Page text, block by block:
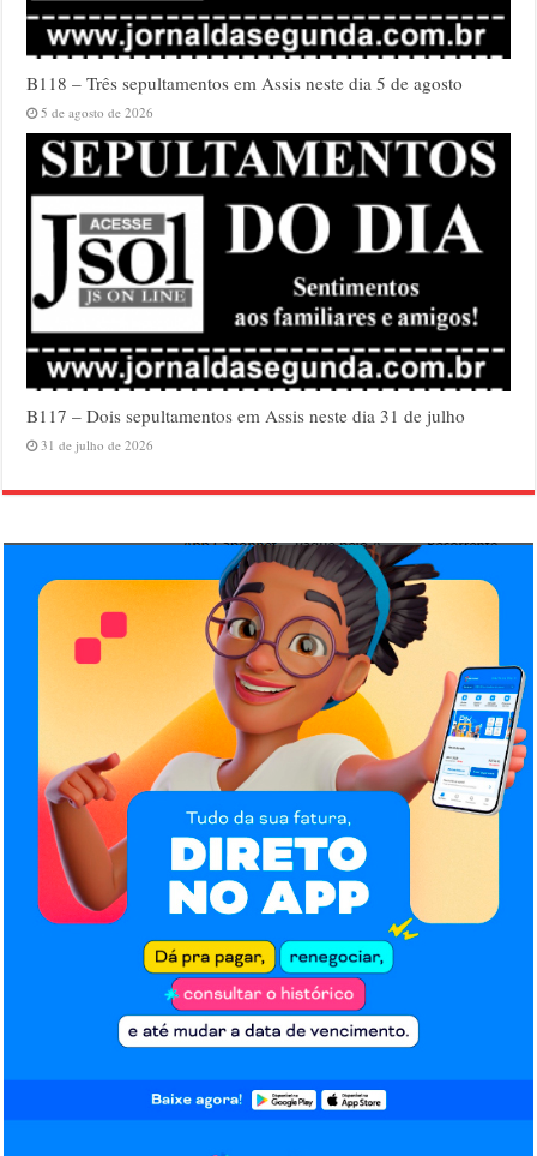
B118 – Três sepultamentos em Assis neste dia 5 de agosto
5 de agosto de 2026
B117 – Dois sepultamentos em Assis neste dia 31 de julho
31 de julho de 2026